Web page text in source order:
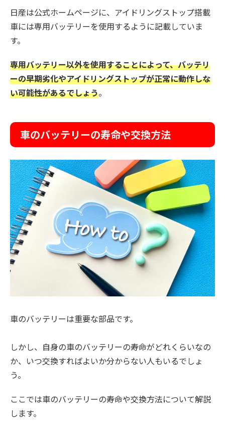
日産は公式ホームページに、アイドリングストップ搭載
車には専用バッテリーを使用するように記載していま
す。
専用バッテリー以外を使用することによって、バッテリ
ーの早期劣化やアイドリングストップが正常に動作しな
い可能性があるでしょう。
車のバッテリーの寿命や交換方法
車のバッテリーは重要な部品です。
しかし、自身の車のバッテリーの寿命がどれくらいなの
か、いつ交換すればよいか分からない人もいるでしょ
う。
ここでは車のバッテリーの寿命や交換方法について解説
します。